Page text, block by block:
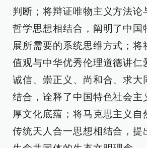
判断；将辩证唯物主义方法论
哲学思想相结合，阐明了中国
展所需要的系统思维方式；将
值观与中华优秀伦理道德讲仁
诚信、崇正义、尚和合、求大
结合，诠释了中国特色社会主
厚文化底蕴；将马克思主义自
传统天人合一思想相结合，提